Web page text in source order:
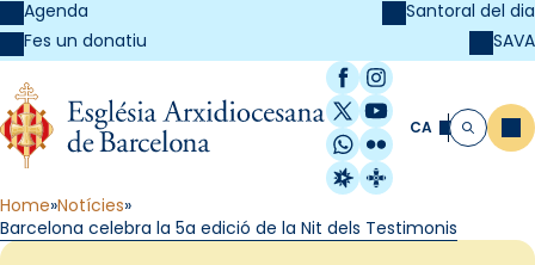
Agenda
Fes un donatiu
Santoral del dia
SAVA
Facebook
Instagram
X / Twitter
YouTube
WhatsApp
Flickr
Radio Estel
Catalunya
CA Cerca
Home Notícies
Barcelona celebra la 5a edició de la Nit dels Testimonis